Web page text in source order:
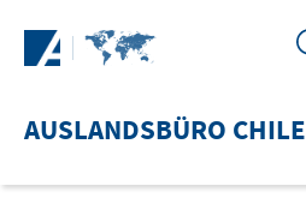
AUSLANDSBÜRO CHILE